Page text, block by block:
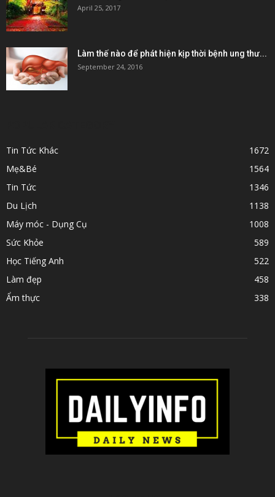
April 25, 2017
Làm thế nào để phát hiện kịp thời bệnh ung thư...
September 24, 2016
Tin Tức Khác
1672
Mẹ&Bé
1564
Tin Tức
1346
Du Lịch
1138
Máy móc - Dụng Cụ
1008
Sức Khỏe
589
Học Tiếng Anh
522
Làm đẹp
458
Ẩm thực
338